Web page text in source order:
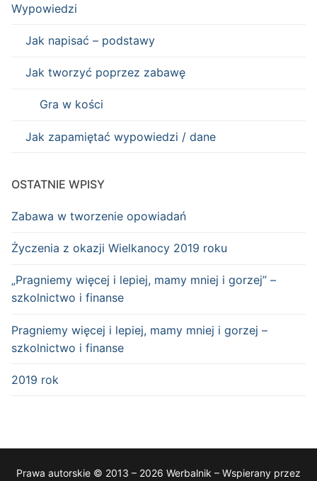
Wypowiedzi
Jak napisać – podstawy
Jak tworzyć poprzez zabawę
Gra w kości
Jak zapamiętać wypowiedzi / dane
OSTATNIE WPISY
Zabawa w tworzenie opowiadań
Życzenia z okazji Wielkanocy 2019 roku
„Pragniemy więcej i lepiej, mamy mniej i gorzej” –
szkolnictwo i finanse
Pragniemy więcej i lepiej, mamy mniej i gorzej –
szkolnictwo i finanse
2019 rok
Prawa autorskie © 2013 – 2026 Werbalnik – Wspierany przez